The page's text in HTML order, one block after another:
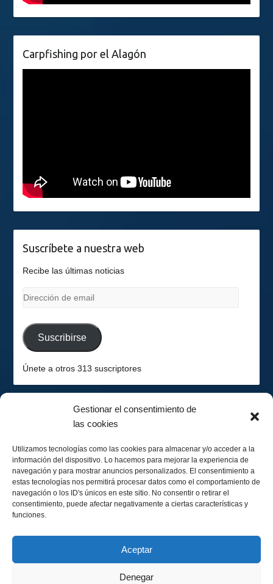
Gestionar el consentimiento de
las cookies
Utilizamos tecnologías como las cookies para almacenar y/o acceder a la
información del dispositivo. Lo hacemos para mejorar la experiencia de
navegación y para mostrar anuncios personalizados. El consentimiento a
estas tecnologías nos permitirá procesar datos como el comportamiento de
navegación o los ID's únicos en este sitio. No consentir o retirar el
consentimiento, puede afectar negativamente a ciertas características y
funciones.
Aceptar
Denegar
Carpfishing por el Alagón
Suscríbete a nuestra web
Recibe las últimas noticias
Dirección
email
Suscribirse
Únete a otros 313 suscriptores
Hemisferio Sur
Calendario Lunar